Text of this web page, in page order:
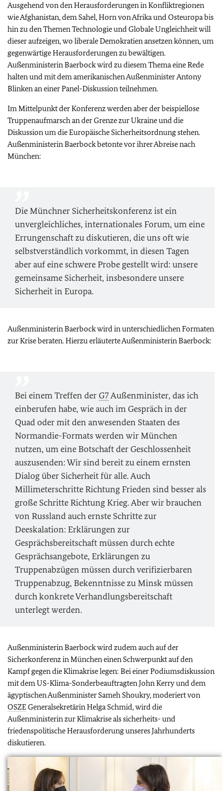
Ausgehend von den Herausforderungen in Konfliktregionen
wie Afghanistan, dem Sahel, Horn von Afrika und Osteuropa bis
hin zu den Themen Technologie und Globale Ungleichheit will
dieser aufzeigen, wo liberale Demokratien ansetzen können, um
gegenwärtige Herausforderungen zu bewältigen.
Außenministerin Baerbock wird zu diesem Thema eine Rede
halten und mit dem amerikanischen AußenministerAntony
Blinkenan einer Panel-Diskussion teilnehmen.
Im Mittelpunkt der Konferenz werden aber der beispiellose
Truppenaufmarsch an der Grenze zur Ukraine und die
Diskussion um die Europäische Sicherheitsordnung stehen.
Außenministerin Baerbock betonte vor ihrer Abreise nach
München:
Die Münchner Sicherheitskonferenz ist ein
unvergleichliches, internationales Forum, um eine
Errungenschaft zu diskutieren, die uns oft wie
selbstverständlich vorkommt, in diesen Tagen
aber auf eine schwere Probe gestellt wird: unsere
gemeinsame Sicherheit, insbesondere unsere
Sicherheit in Europa.
Außenministerin Baerbock wird in unterschiedlichen Formaten
zur Krise beraten. Hierzu erläuterte Außenministerin Baerbock:
Bei einem Treffen der G7Außenminister, das ich
einberufen habe, wie auch im Gespräch in der
Quad oder mit den anwesenden Staaten des
Normandie-Formats werden wir München
nutzen, um eine Botschaft der Geschlossenheit
auszusenden: Wir sind bereit zu einem ernsten
Dialog über Sicherheit für alle. Auch
Millimeterschritte Richtung Frieden sind besser als
große Schritte Richtung Krieg. Aber wir brauchen
von Russland auch ernste Schritte zur
Deeskalation: Erklärungen zur
Gesprächsbereitschaft müssen durch echte
Gesprächsangebote, Erklärungen zu
Truppenabzügen müssen durch verifizierbaren
Truppenabzug, Bekenntnisse zu Minsk müssen
durch konkrete Verhandlungsbereitschaft
unterlegt werden.
Außenministerin Baerbock wird zudem auch auf der
Sicherkonferenz in München einen Schwerpunkt auf den
Kampf gegen die Klimakrise legen: Bei einer Podiumsdiskussion
mit dem US-Klima-SonderbeauftragtenJohn Kerryund dem
ägyptischen Außenminister Sameh Shoukry, moderiert von
OSZEGeneralsekretärin Helga Schmid, wird die
Außenministerin zur Klimakrise als sicherheits- und
friedenspolitische Herausforderung unseres Jahrhunderts
diskutieren.